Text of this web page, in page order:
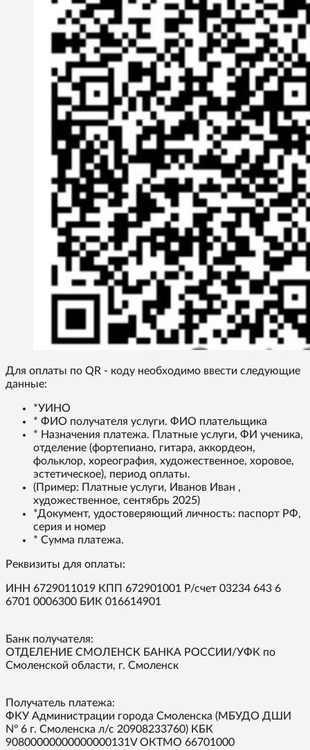
Для оплаты по QR - коду необходимо ввести следующие
данные:
*УИНО
* ФИО получателя услуги. ФИО плательщика
* Назначения платежа. Платные услуги, ФИ ученика,
отделение (фортепиано, гитара, аккордеон,
фольклор, хореография, художественное, хоровое,
эстетическое), период оплаты.
(Пример: Платные услуги, Иванов Иван ,
художественное, сентябрь 2025)
*Документ, удостоверяющий личность: паспорт РФ,
серия и номер
* Сумма платежа.
Реквизиты для оплаты:
ИНН 6729011019 КПП 672901001 Р/счет 03234 643 6
6701 0006300 БИК 016614901
Банк получателя:
ОТДЕЛЕНИЕ СМОЛЕНСК БАНКА РОССИИ/УФК по
Смоленской области, г. Смоленск
Получатель платежа:
ФКУ Администрации города Смоленска (МБУДО ДШИ
Nº 6 г. Смоленска л/с 20908233760) КБК
90800000000000000131V ОКТМО 66701000